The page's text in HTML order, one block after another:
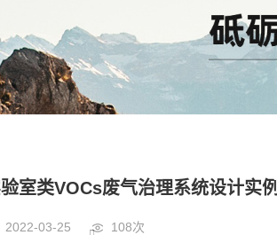
室类VOCs废气治理系统设计实例
2022-03-25 108次